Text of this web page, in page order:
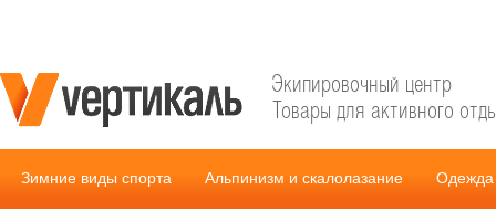
Экипировочный центр
Товары для активного
Зимние виды спорта Альпинизм и скалолазание Одежда